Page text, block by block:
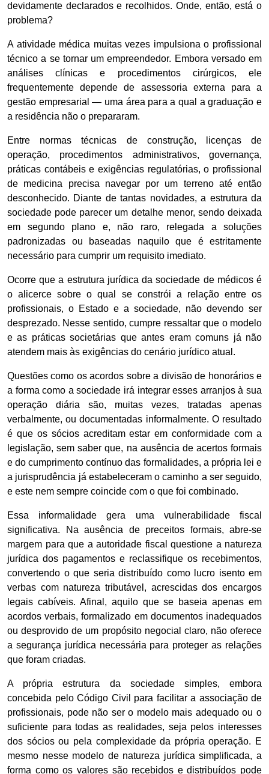
devidamente declarados e recolhidos. Onde, então, está o
problema?
A atividade médica muitas vezes impulsiona o profissional
técnico a se tornar um empreendedor. Embora versado em
análises clínicas e procedimentos cirúrgicos, ele
frequentemente depende de assessoria externa para a
gestão empresarial — uma área para a qual a graduação e
a residência não o prepararam.
Entre normas técnicas de construção, licenças de
operação, procedimentos administrativos, governança,
práticas contábeis e exigências regulatórias, o profissional
de medicina precisa navegar por um terreno até então
desconhecido. Diante de tantas novidades, a estrutura da
sociedade pode parecer um detalhe menor, sendo deixada
em segundo plano e, não raro, relegada a soluções
padronizadas ou baseadas naquilo que é estritamente
necessário para cumprir um requisito imediato.
Ocorre que a estrutura jurídica da sociedade de médicos é
o alicerce sobre o qual se constrói a relação entre os
profissionais, o Estado e a sociedade, não devendo ser
desprezado. Nesse sentido, cumpre ressaltar que o modelo
e as práticas societárias que antes eram comuns já não
atendem mais às exigências do cenário jurídico atual.
Questões como os acordos sobre a divisão de honorários e
a forma como a sociedade irá integrar esses arranjos à sua
operação diária são, muitas vezes, tratadas apenas
verbalmente, ou documentadas informalmente. O resultado
é que os sócios acreditam estar em conformidade com a
legislação, sem saber que, na ausência de acertos formais
e do cumprimento contínuo das formalidades, a própria lei e
a jurisprudência já estabeleceram o caminho a ser seguido,
e este nem sempre coincide com o que foi combinado.
Essa informalidade gera uma vulnerabilidade fiscal
significativa. Na ausência de preceitos formais, abre-se
margem para que a autoridade fiscal questione a natureza
jurídica dos pagamentos e reclassifique os recebimentos,
convertendo o que seria distribuído como lucro isento em
verbas com natureza tributável, acrescidas dos encargos
legais cabíveis. Afinal, aquilo que se baseia apenas em
acordos verbais, formalizado em documentos inadequados
ou desprovido de um propósito negocial claro, não oferece
a segurança jurídica necessária para proteger as relações
que foram criadas.
A própria estrutura da sociedade simples, embora
concebida pelo Código Civil para facilitar a associação de
profissionais, pode não ser o modelo mais adequado ou o
suficiente para todas as realidades, seja pelos interesses
dos sócios ou pela complexidade da própria operação. E
mesmo nesse modelo de natureza jurídica simplificada, a
forma como os valores são recebidos e distribuídos pode